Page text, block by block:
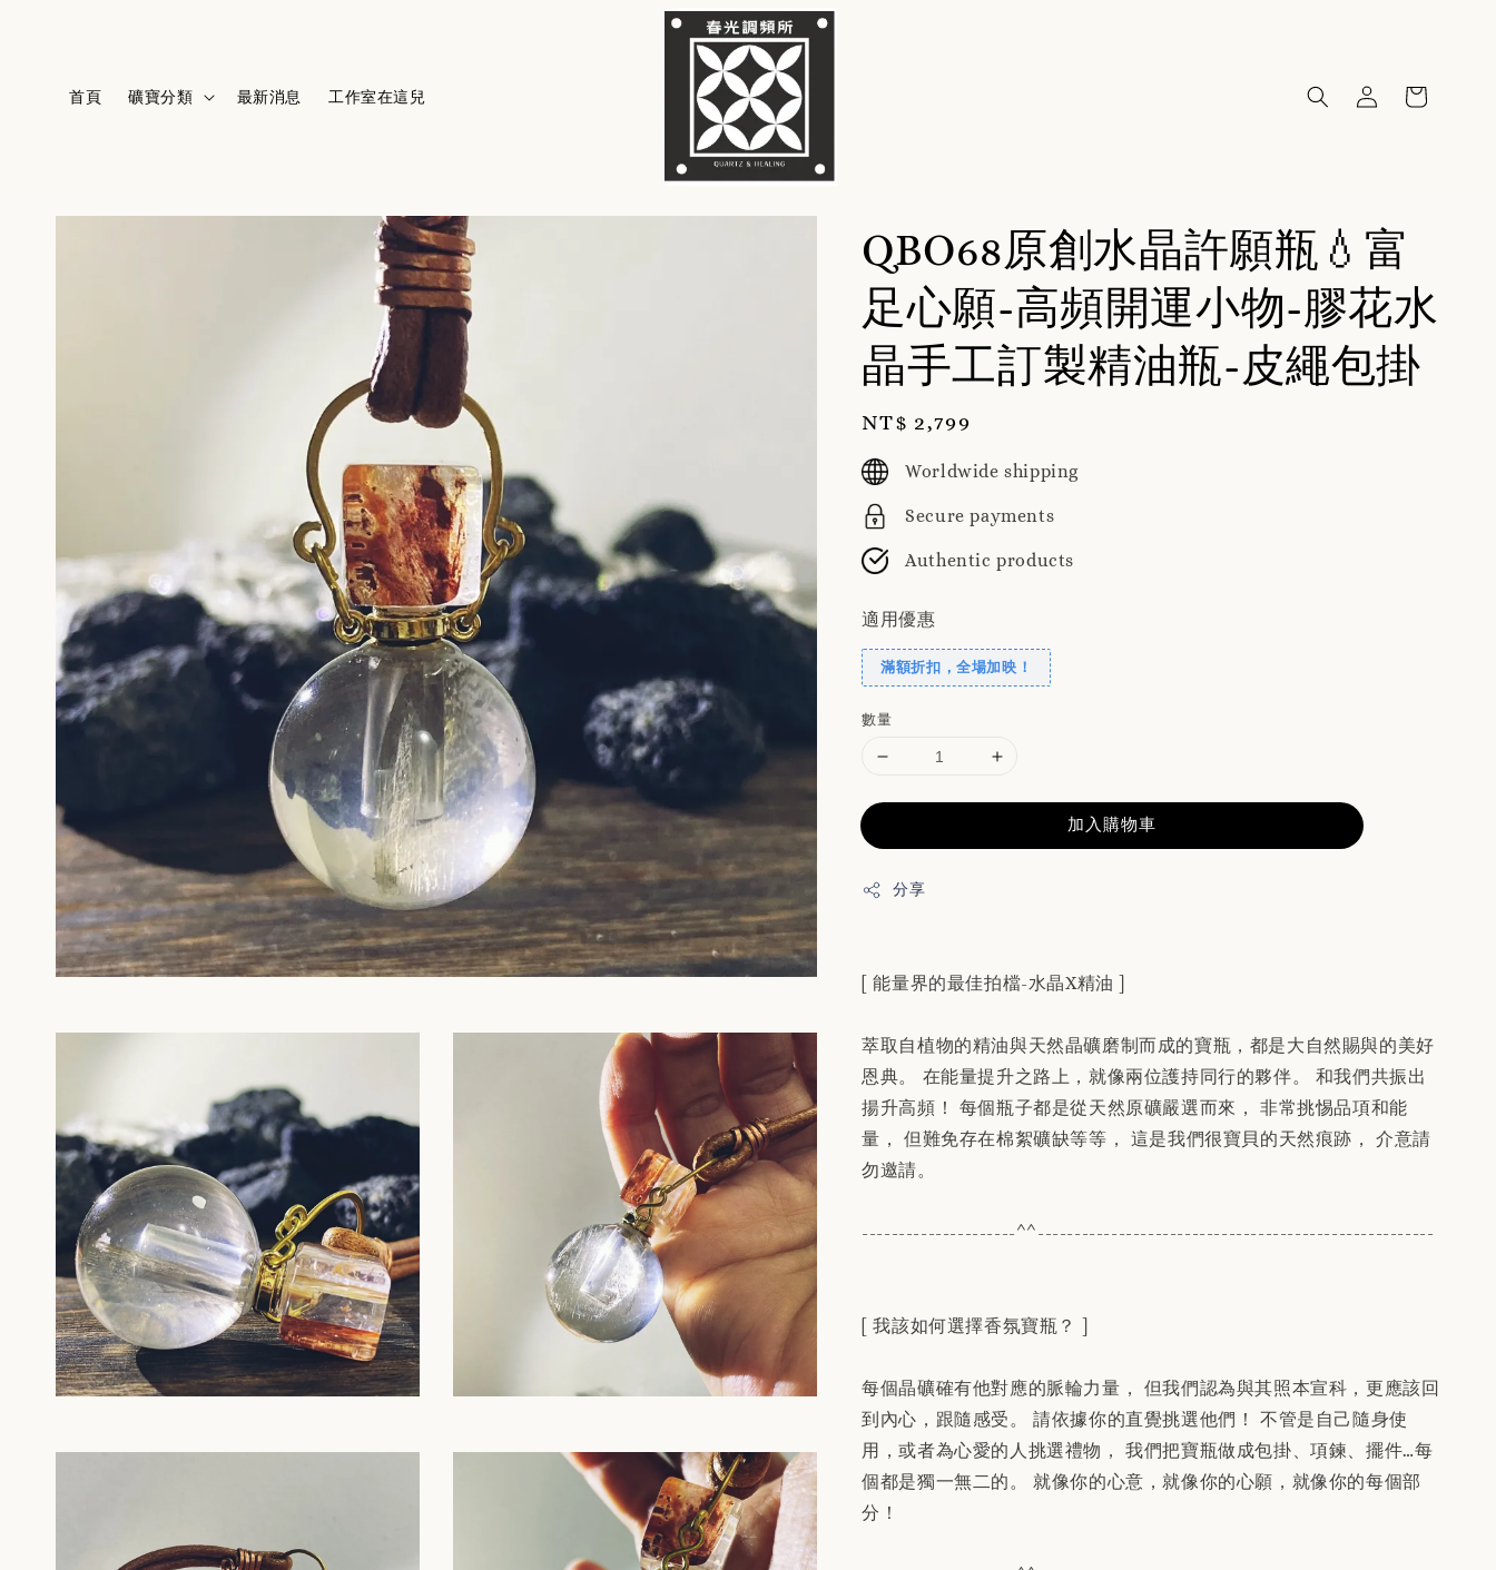
首頁 礦寶分類 最新消息 工作室在這兒
QBO68原創水晶許願瓶💧富
足心願-高頻開運小物-膠花水
晶手工訂製精油瓶-皮繩包掛
Regular
price
NT$ 2,799
Worldwide shipping
Secure payments
Authentic products
適用優惠
滿額折扣，全場加映！
數量
加入購物車
分享
[ 能量界的最佳拍檔-水晶X精油 ]
萃取自植物的精油與天然晶礦磨制而成的寶瓶，都是大自然賜與的美好
恩典。 在能量提升之路上，就像兩位護持同行的夥伴。 和我們共振出
揚升高頻！ 每個瓶子都是從天然原礦嚴選而來， 非常挑惕品項和能
量， 但難免存在棉絮礦缺等等， 這是我們很寶貝的天然痕跡， 介意請
勿邀請。
---------------------^^------------------------------------------------------
[ 我該如何選擇香氛寶瓶？ ]
每個晶礦確有他對應的脈輪力量， 但我們認為與其照本宣科，更應該回
到內心，跟隨感受。 請依據你的直覺挑選他們！ 不管是自己隨身使
用，或者為心愛的人挑選禮物， 我們把寶瓶做成包掛、項鍊、擺件…每
個都是獨一無二的。 就像你的心意，就像你的心願，就像你的每個部
分！